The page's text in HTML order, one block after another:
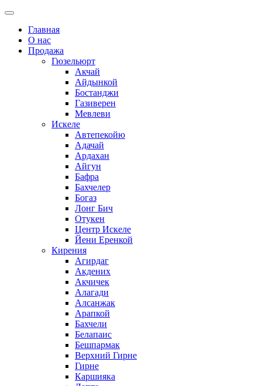
Главная
О нас
Продажа
Гюзельюрт
Акчай
Айдынкой
Бостанджи
Газиверен
Мевлеви
Искеле
Автепекойю
Адачай
Ардахан
Айгун
Бафра
Бахчелер
Богаз
Лонг Бич
Отукен
Центр Искеле
Йени Еренкой
Кирения
Агирдаг
Акдених
Акчичек
Алагади
Алсанжак
Арапкой
Бахчели
Белапаис
Бешпармак
Верхний Гирне
Гирне
Каршияка